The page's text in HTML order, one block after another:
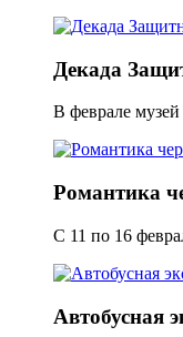
Декада
В феврале
Романтика
С 11 по 16
Автобусная